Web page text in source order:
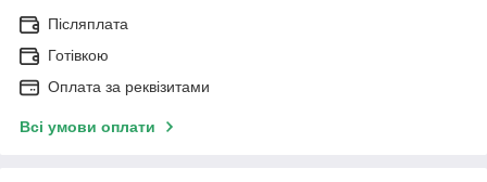
Післяплата
Готівкою
Оплата за реквізитами
Всі умови оплати